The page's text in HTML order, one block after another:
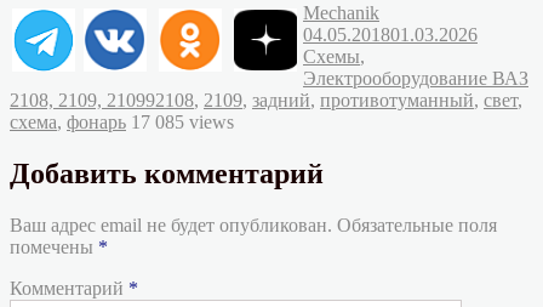
Автор
MechanikОпубликовано
04.05.201801.03.2026
Схемы,
Электрооборудование ВАЗ
2108, 2109, 21099Метки
2108, 2109, задний, противотуманный, свет,
схема, фонарь 17 085 views
Добавить комментарий
Ваш адрес email не будет опубликован. Обязательные поля
помечены *
Комментарий *